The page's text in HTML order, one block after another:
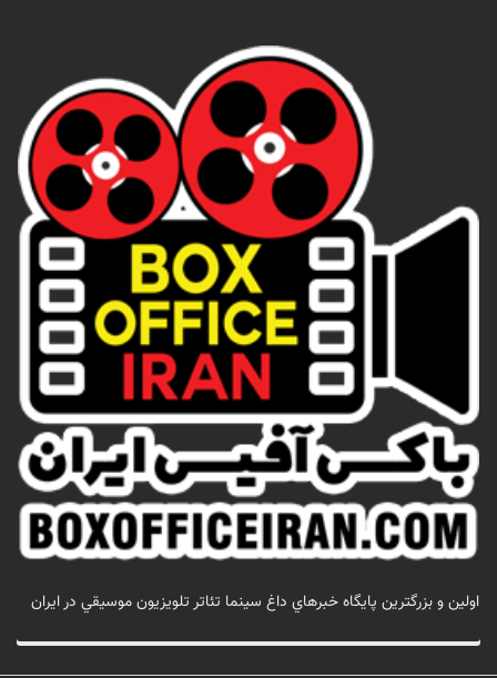
اولين و بزرگترين پايگاه خبرهاي داغ سينما تئاتر تلويزيون موسيقي در ايران